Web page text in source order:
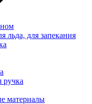
льда, для запекания
ручка
материалы